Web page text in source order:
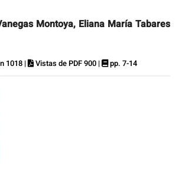
Montoya, Eliana María Tabares
1018 | Vistas de PDF 900 | pp. 7-14